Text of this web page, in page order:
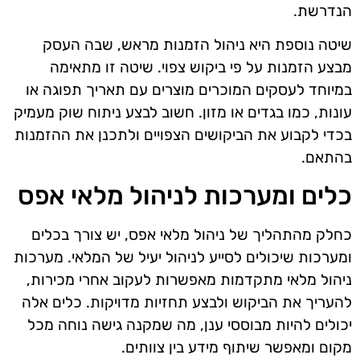
הנדרשת.
שיטה נוספת היא ניהול הזמנות מראש, שבה העסק
מבצע הזמנות על פי ביקוש צפוי. שיטה זו מתאימה
במיוחד לעסקים המוכרים מוצרים עם תאריך תפוגה או
עונות, כמו בגדים או מזון. חשוב לבצע ניתוח שוק מעמיק
בכדי לקבוע את הביקושים הצפויים ולתכנן את ההזמנות
בהתאם.
כלים ומערכות לניהול מלאי אפס
כחלק מהתהליך של ניהול מלאי אפס, יש צורך בכלים
ומערכות שיכולים לסייע לניהול יעיל של המלאי. מערכות
ניהול מלאי מתקדמות מאפשרות לעקוב אחרי מכירות,
להעריך את הביקוש ולבצע תחזיות מדויקות. כלים אלה
יכולים להיות מבוססי ענן, מה שמקנה גישה נוחה מכל
מקום ומאפשר שיתוף מידע בין צוותים.